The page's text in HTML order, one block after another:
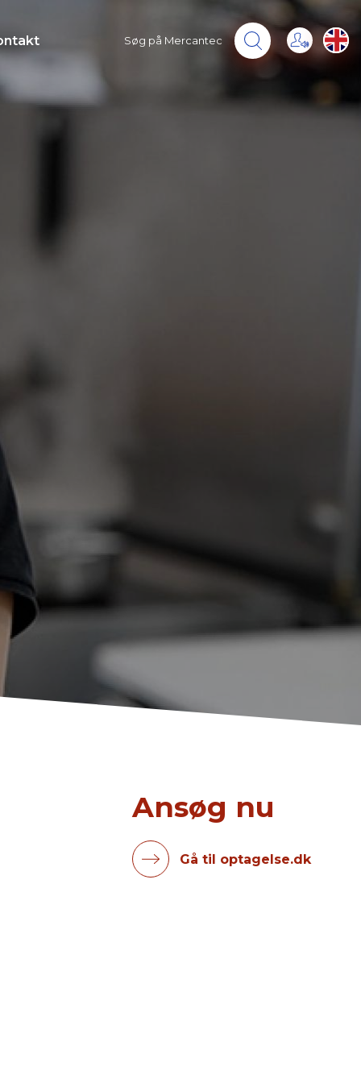
Søg på Mercantec
Ansøg nu
Gå til optagelse.dk